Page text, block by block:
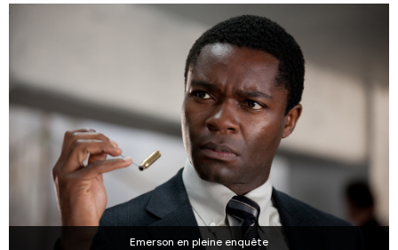
Emerson en pleine enquête